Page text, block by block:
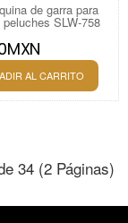
de garra para
SLW-758
AL CARRITO
34 (2 Páginas)